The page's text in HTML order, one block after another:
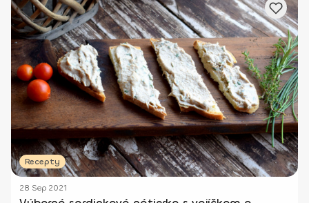
Recepty
28 Sep 2021